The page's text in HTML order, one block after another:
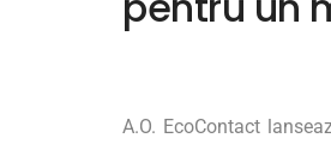
A.O. EcoContact